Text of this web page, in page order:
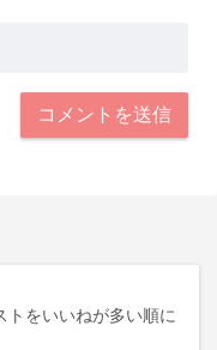
をいいねが多い順に